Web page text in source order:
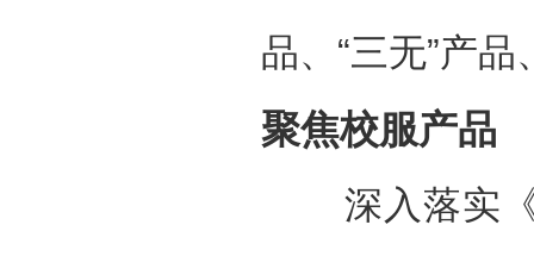
品、“三无”产
聚焦校服产品
深入落实《